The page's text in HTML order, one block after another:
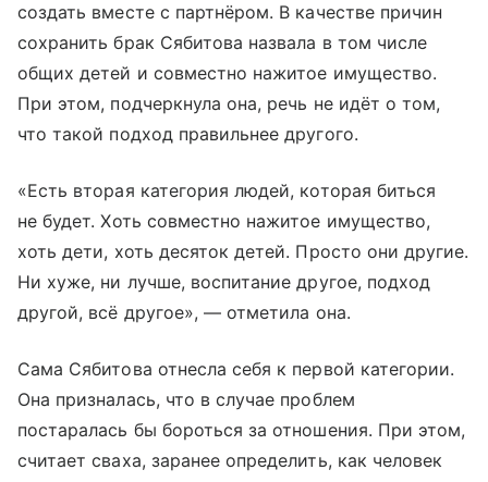
создать вместе с партнёром. В качестве причин
сохранить брак Сябитова назвала в том числе
общих детей и совместно нажитое имущество.
При этом, подчеркнула она, речь не идёт о том,
что такой подход правильнее другого.
«Есть вторая категория людей, которая биться
не будет. Хоть совместно нажитое имущество,
хоть дети, хоть десяток детей. Просто они другие.
Ни хуже, ни лучше, воспитание другое, подход
другой, всё другое», — отметила она.
Сама Сябитова отнесла себя к первой категории.
Она призналась, что в случае проблем
постаралась бы бороться за отношения. При этом,
считает сваха, заранее определить, как человек